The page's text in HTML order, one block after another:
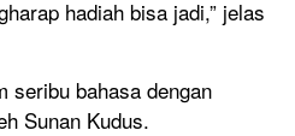
hadiah bisa jadi,” jelas
seribu bahasa dengan
Sunan Kudus.